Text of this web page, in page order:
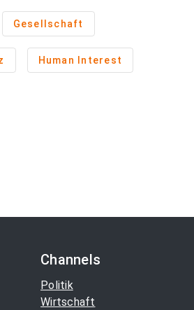
Gesellschaft
Human Interest
Channels
Politik
Wirtschaft